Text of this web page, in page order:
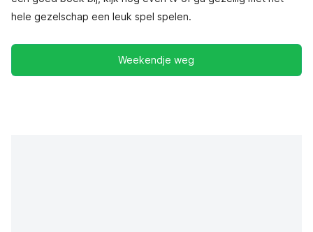
hele gezelschap een leuk spel spelen.
Weekendje weg